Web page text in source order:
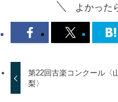
よかった
第22回古楽コンクール〈
梨〉